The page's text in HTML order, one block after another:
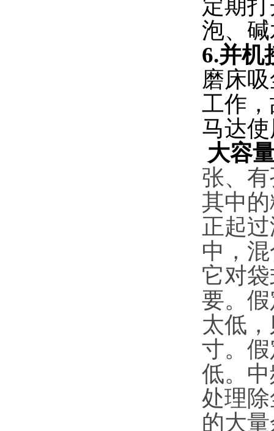
定期
泡、
6.并机
磨床
工作
马达
大容
张、
其中
正起
中，
它对
要。
太低
寸。
低。
处理
的大